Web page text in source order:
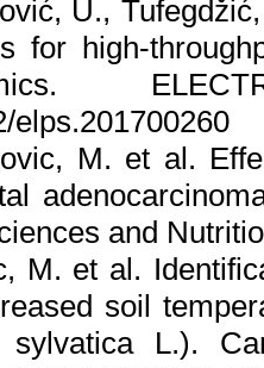
U.,
for high-
elps.201700260
M. et al.
and
M. et al.
soil
sylvatica L.).